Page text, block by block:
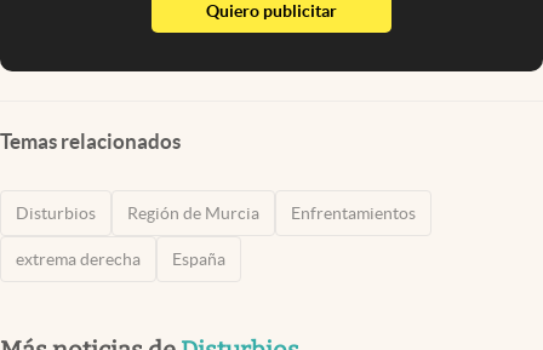
Quiero publicitarabre en nueva pestaña
Temas relacionados
Disturbios Región de Murcia Enfrentamientos
extrema derecha España